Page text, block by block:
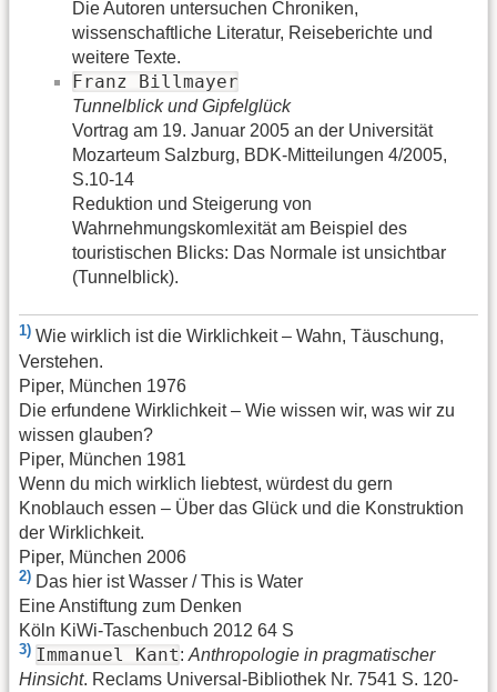
Die Autoren untersuchen Chroniken,
wissenschaftliche Literatur, Reiseberichte und
weitere Texte.
Franz Billmayer
Tunnelblick und Gipfelglück
Vortrag am 19. Januar 2005 an der Universität
Mozarteum Salzburg, BDK-Mitteilungen 4/2005,
S.10-14
Reduktion und Steigerung von
Wahrnehmungskomlexität am Beispiel des
touristischen Blicks: Das Normale ist unsichtbar
(Tunnelblick).
1) Wie wirklich ist die Wirklichkeit – Wahn, Täuschung,
Verstehen.
Piper, München 1976
Die erfundene Wirklichkeit – Wie wissen wir, was wir zu
wissen glauben?
Piper, München 1981
Wenn du mich wirklich liebtest, würdest du gern
Knoblauch essen – Über das Glück und die Konstruktion
der Wirklichkeit.
Piper, München 2006
2) Das hier ist Wasser / This is Water
Eine Anstiftung zum Denken
Köln KiWi-Taschenbuch 2012 64 S
3) Immanuel Kant:Anthropologie in pragmatischer
Hinsicht. Reclams Universal-Bibliothek Nr. 7541 S. 120-